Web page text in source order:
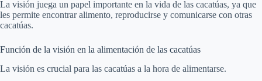
La visión juega un papel importante en la vida de las cacatúas, ya que
les permite encontrar alimento, reproducirse y comunicarse con otras
cacatúas.
Función de la visión en la alimentación de las cacatúas
La visión es crucial para las cacatúas a la hora de alimentarse.